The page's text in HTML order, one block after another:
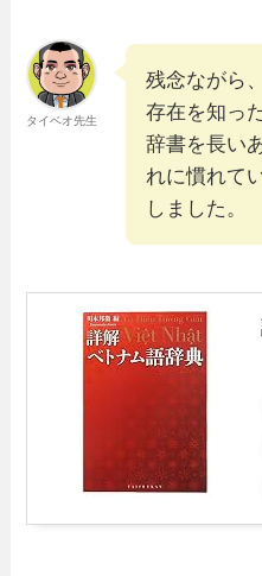
タイベオ先生
残念ながら
存在を知っ
辞書を長い
れに慣れて
しました。